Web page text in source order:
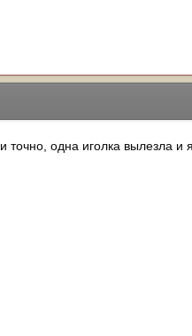
одна иголка вылезла